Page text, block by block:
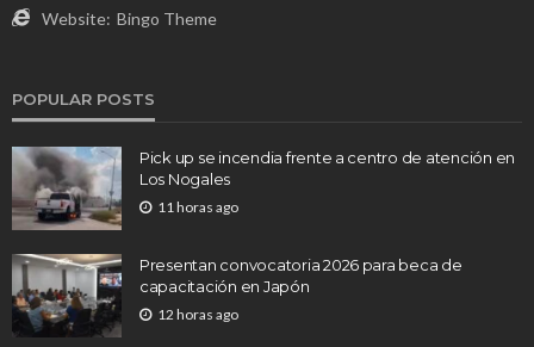
Website: Bingo Theme
POPULAR POSTS
Pick up se incendia frente a centro de atención en
Los Nogales
11 horas ago
Presentan convocatoria 2026 para beca de
capacitación en Japón
12 horas ago